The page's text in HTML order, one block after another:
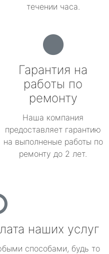
течении часа.
Гарантия на
работы по
ремонту
Наша компания
предоставляет гарантию
на выполненые работы по
ремонту до 2 лет.
наших услуг
способами, будь то